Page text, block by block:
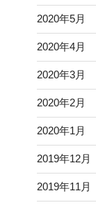
2020年5月
2020年4月
2020年3月
2020年2月
2020年1月
2019年12月
2019年11月